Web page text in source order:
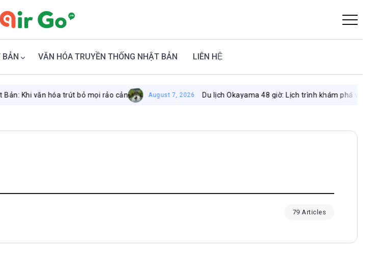
BẢN VĂN HÓA TRUYỀN THỐNG NHẬT BẢN LIÊN HỆ
hóa trút bỏ mọi rảo cản August 7, 2026 Du lịch Okayama 48 giờ: Lịch trình khám phá vùng đất mặt trời
79 Articles